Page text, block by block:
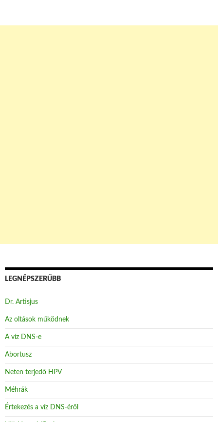
LEGNÉPSZERŰBB
Dr. Artisjus
Az oltások működnek
A víz DNS-e
Abortusz
Neten terjedő HPV
Méhrák
Értekezés a víz DNS-éről